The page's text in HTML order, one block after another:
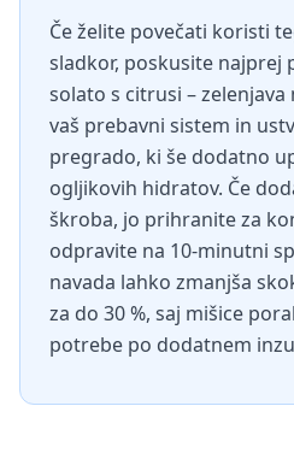
Če želite povečati koristi
sladkor, poskusite najprej
solato s citrusi –
vaš prebavni sistem in
pregrado, ki še dodatno
ogljikovih hidratov. Če
škroba, jo prihranite za
odpravite na 10-minutni
navada lahko zmanjša
za do 30 %, saj mišice
potrebe po dodatnem